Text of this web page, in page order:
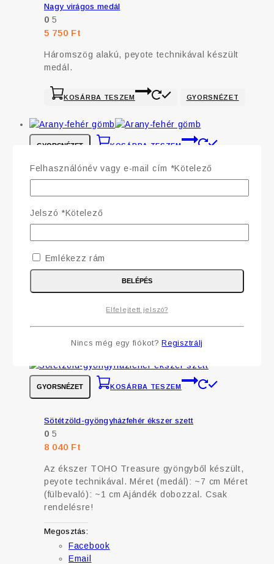
Nagy virágos medál
0 5
5 750 Ft
Háromszög alakú, peyote technikával készült
medál.
KOSÁRBA TESZEM GYORSNÉZET
GYORSNÉZET KOSÁRBA TESZEM
Arany-fehér gömb fülbevaló
Az ékszer cseh üveg kásagyöngyből készült.
Méret: ~1 cm
Megosztás:
Email
KOSÁRBA TESZEM GYORSNÉZET
GYORSNÉZET KOSÁRBA TESZEM
Sötétzöld-gyöngyházfehér ékszer szett
0 5
8 040 Ft
Az ékszer TOHO Treasure gyöngyből készült,
peyote technikával. Méret (medál): ~7 cm Méret
(fülbevaló): ~1 cm Ajándék dobozzal. Csak
rendelésre!
Megosztás:
Facebook
Email
Felhasználónév vagy e-mail cím *Kötelező
Jelszó *Kötelező
Emlékezz rám
BELÉPÉS
Elfelejtett jelszó?
Nincs még egy fiókot? Regisztrálj